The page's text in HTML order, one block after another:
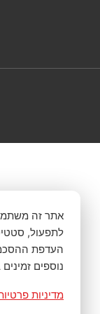
אתר זה משתמש
לתפעול,
העדפת
נוספים
מדיניות